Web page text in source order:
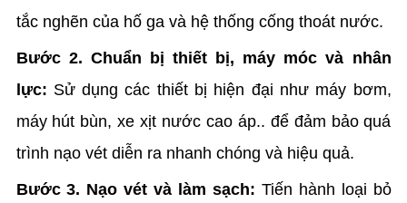
tắc nghẽn của hố ga và hệ thống cống thoát nước.
Bước 2. Chuẩn bị thiết bị, máy móc và nhân
lực: Sử dụng các thiết bị hiện đại như máy bơm,
máy hút bùn, xe xịt nước cao áp.. để đảm bảo quá
trình nạo vét diễn ra nhanh chóng và hiệu quả.
Bước 3. Nạo vét và làm sạch: Tiến hành loại bỏ